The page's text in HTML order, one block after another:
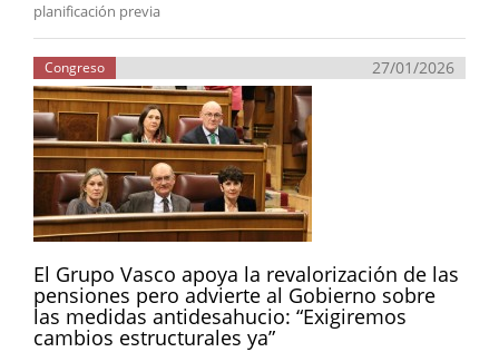
planificación previa
Congreso 27/01/2026
El Grupo Vasco apoya la revalorización de las
pensiones pero advierte al Gobierno sobre
las medidas antidesahucio: “Exigiremos
cambios estructurales ya”